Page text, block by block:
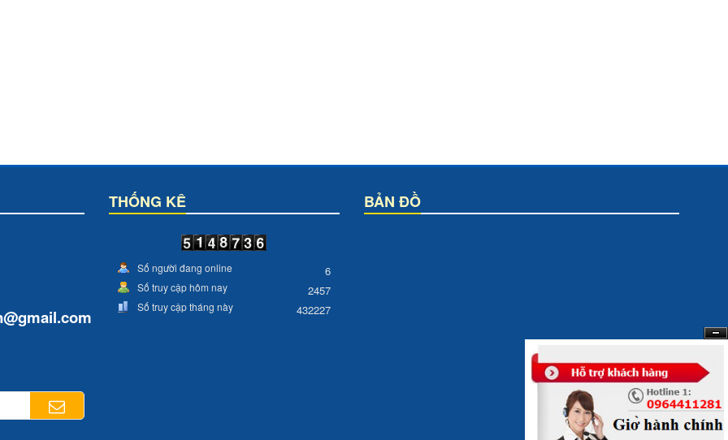
@gmail.com
THỐNG KÊ
Số người đang online 6
Số truy cập hôm nay 2457
Số truy cập tháng này 432227
BẢN ĐỒ